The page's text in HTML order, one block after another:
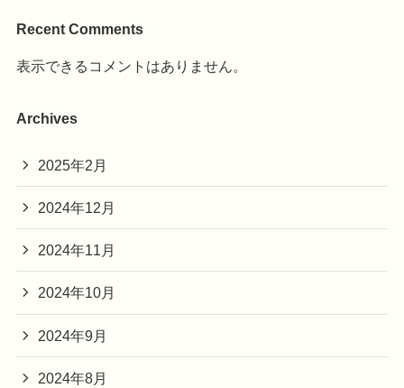
Recent Comments
表示できるコメントはありません。
Archives
2025年2月
2024年12月
2024年11月
2024年10月
2024年9月
2024年8月